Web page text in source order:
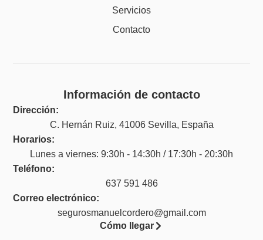
Servicios
Contacto
Información de contacto
Dirección:
C. Hernán Ruiz, 41006 Sevilla, España
Horarios:
Lunes a viernes: 9:30h - 14:30h / 17:30h - 20:30h
Teléfono:
637 591 486
Correo electrónico:
segurosmanuelcordero@gmail.com
Cómo llegar